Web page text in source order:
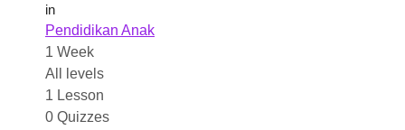
in
Pendidikan Anak
1 Week
All levels
1 Lesson
0 Quizzes